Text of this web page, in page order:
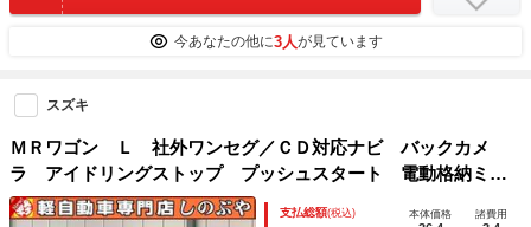
今あなたの他に3人が見ています
スズキ
ＭＲワゴン Ｌ 社外ワンセグ／ＣＤ対応ナビ バックカメ
ラ アイドリングストップ プッシュスタート 電動格納ミラ
ー
支払総額(税込) 本体価格 諸費用